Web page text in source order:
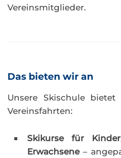
Vereinsmitglieder.
Das bieten wir an
Unsere Skischule
Vereinsfahrten:
Skikurse für
Erwachsene–